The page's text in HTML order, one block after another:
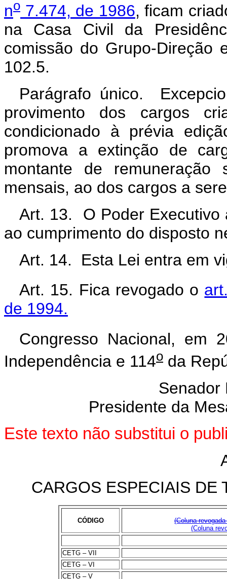
no 7.474, de 1986, ficam
na Casa Civil da
comissão do Grupo-Direção
102.5.
Parágrafo único.
provimento dos cargos
condicionado à prévia
promova a extinção de
montante de
mensais, ao dos cargos a
Art. 13. O Poder Executivo
ao cumprimento do disposto
Art. 14. Esta Lei entra em
Art. 15. Fica revogado o
de 1994.
Congresso Nacional, em
Independência e 114o da
Senador
Presidente da
Este texto não substitui o
CARGOS ESPECIAIS DE
CÓDIGO
(Coluna
(Coluna
CETG – VII
CETG – VI
CETG – V